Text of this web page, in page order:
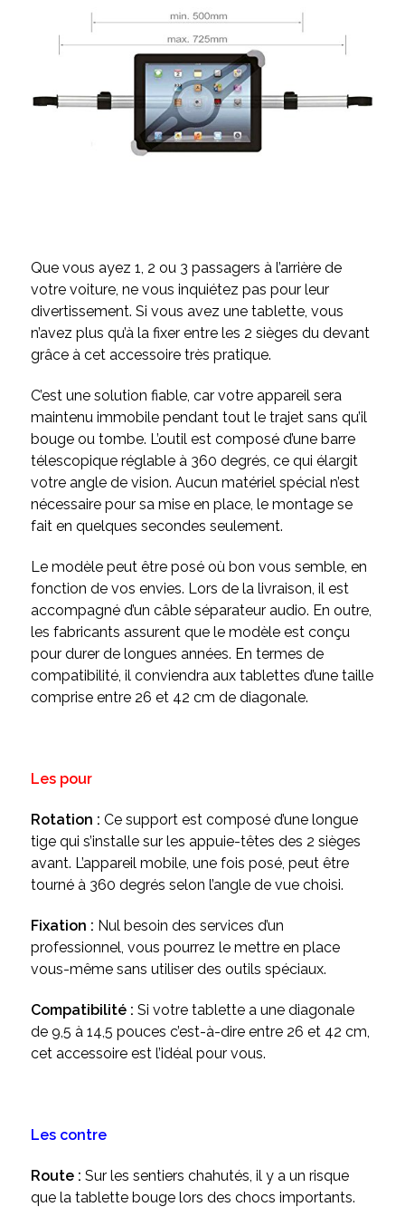
Que vous ayez 1, 2 ou 3 passagers à l’arrière de
votre voiture, ne vous inquiétez pas pour leur
divertissement. Si vous avez une tablette, vous
n’avez plus qu’à la fixer entre les 2 sièges du devant
grâce à cet accessoire très pratique.
C’est une solution fiable, car votre appareil sera
maintenu immobile pendant tout le trajet sans qu’il
bouge ou tombe. L’outil est composé d’une barre
télescopique réglable à 360 degrés, ce qui élargit
votre angle de vision. Aucun matériel spécial n’est
nécessaire pour sa mise en place, le montage se
fait en quelques secondes seulement.
Le modèle peut être posé où bon vous semble, en
fonction de vos envies. Lors de la livraison, il est
accompagné d’un câble séparateur audio. En outre,
les fabricants assurent que le modèle est conçu
pour durer de longues années. En termes de
compatibilité, il conviendra aux tablettes d’une taille
comprise entre 26 et 42 cm de diagonale.
Les pour
Rotation : Ce support est composé d’une longue
tige qui s’installe sur les appuie-têtes des 2 sièges
avant. L’appareil mobile, une fois posé, peut être
tourné à 360 degrés selon l’angle de vue choisi.
Fixation : Nul besoin des services d’un
professionnel, vous pourrez le mettre en place
vous-même sans utiliser des outils spéciaux.
Compatibilité : Si votre tablette a une diagonale
de 9,5 à 14,5 pouces c’est-à-dire entre 26 et 42 cm,
cet accessoire est l’idéal pour vous.
Les contre
Route : Sur les sentiers chahutés, il y a un risque
que la tablette bouge lors des chocs importants.